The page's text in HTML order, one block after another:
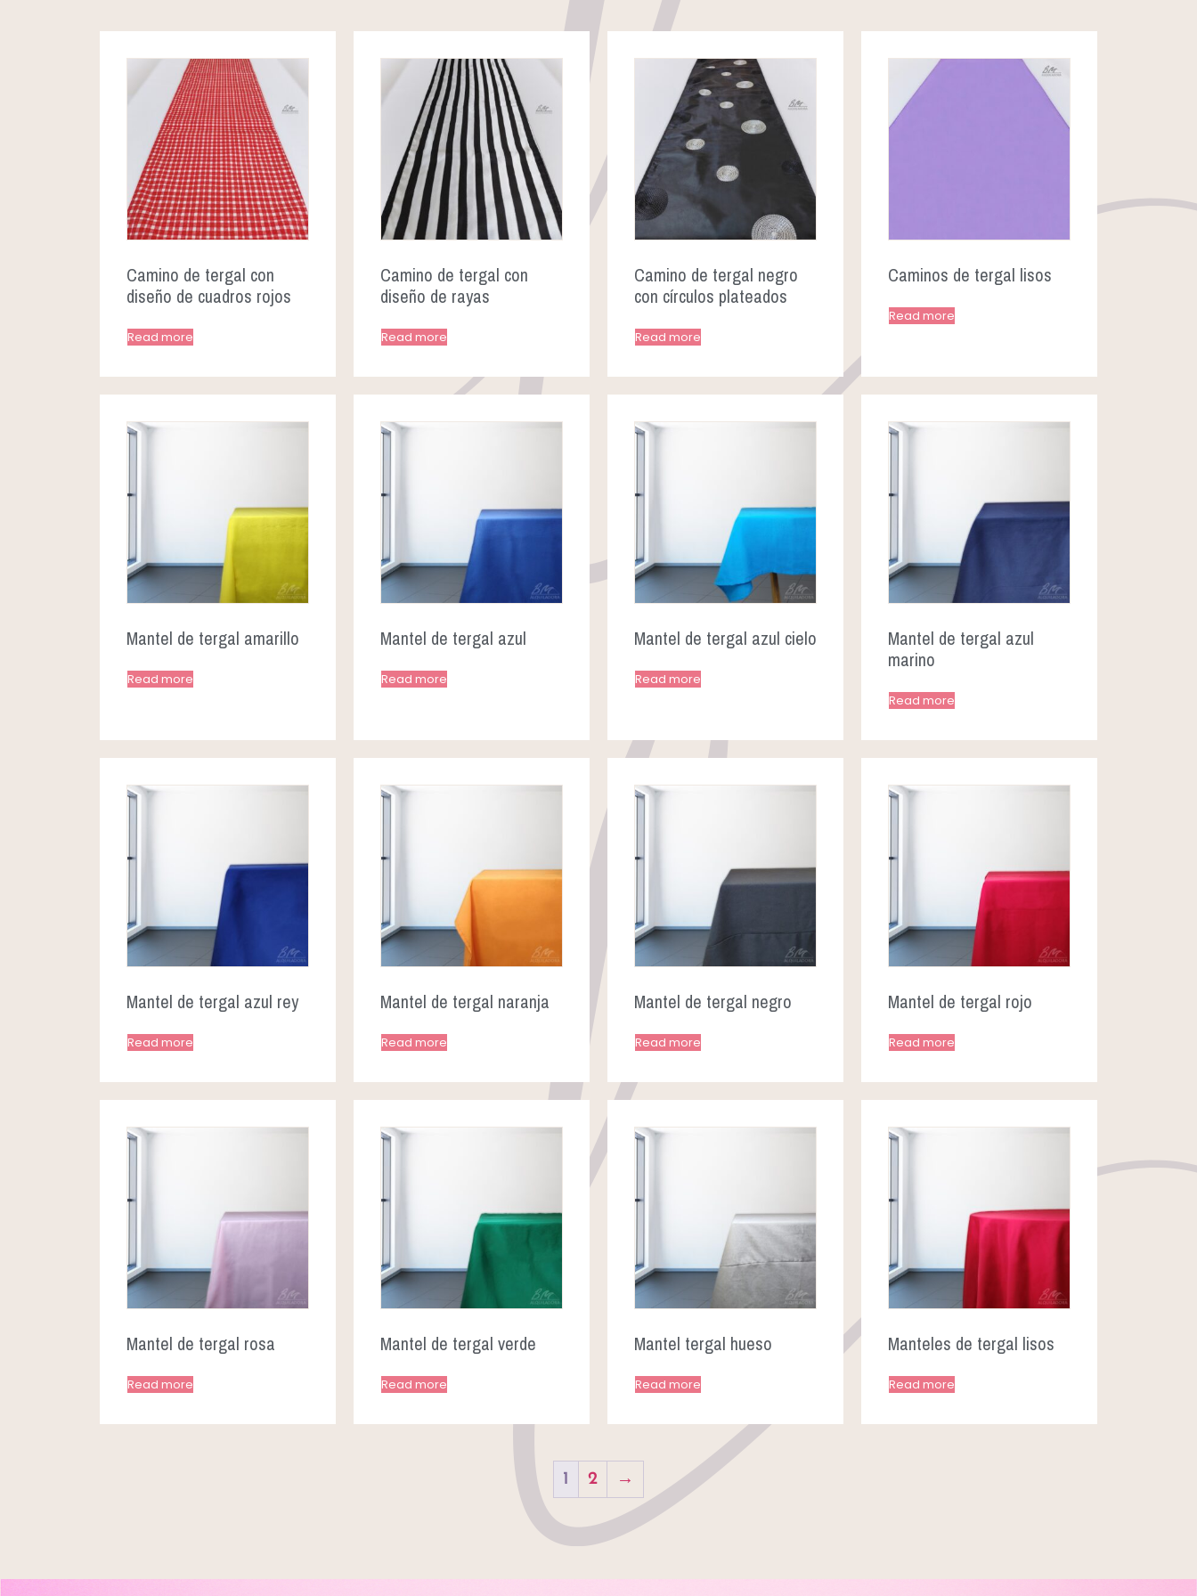
Camino de tergal con
diseño de cuadros rojos
Read more
Camino de tergal con
diseño de rayas
Read more
Camino de tergal negro
con círculos plateados
Read more
Caminos de tergal lisos
Read more
Mantel de tergal amarillo
Read more
Mantel de tergal azul
Read more
Mantel de tergal azul cielo
Read more
Mantel de tergal azul
marino
Read more
Mantel de tergal azul rey
Read more
Mantel de tergal naranja
Read more
Mantel de tergal negro
Read more
Mantel de tergal rojo
Read more
Mantel de tergal rosa
Read more
Mantel de tergal verde
Read more
Mantel tergal hueso
Read more
Manteles de tergal lisos
Read more
1 2 →